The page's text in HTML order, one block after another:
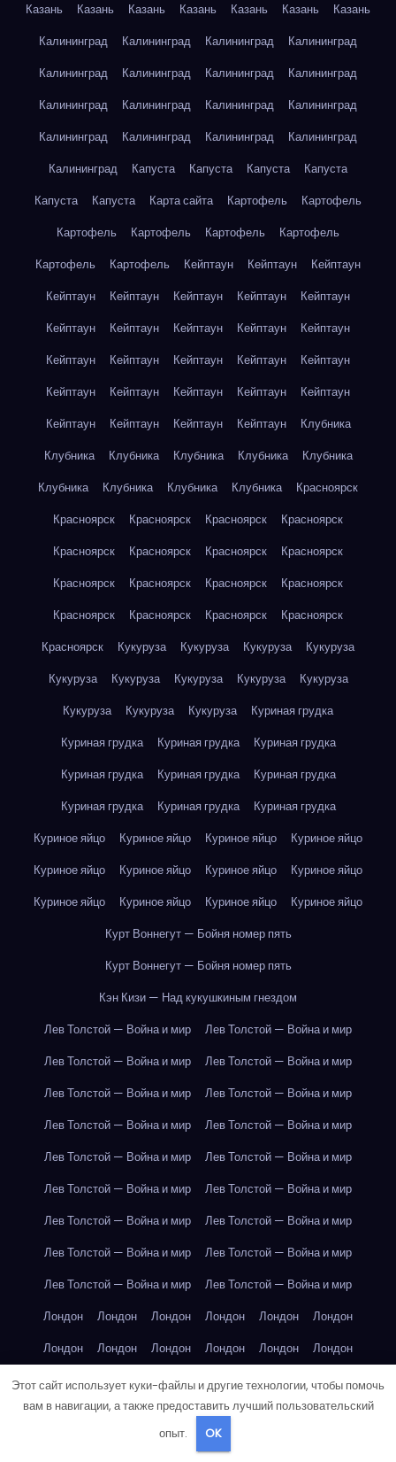
Казань
Казань Казань Казань Казань Казань
Казань
Калининград
Калининград Калининград
Калининград
Калининград
Калининград Калининград
Калининград
Калининград
Калининград Калининград
Калининград
Калининград
Калининград Калининград
Калининград
Калининград
Капуста Капуста Капуста
Капуста
Капуста
Капуста Карта сайта Картофель
Картофель
Картофель
Картофель Картофель
Картофель
Картофель
Картофель Кейптаун Кейптаун
Кейптаун
Кейптаун
Кейптаун Кейптаун Кейптаун
Кейптаун
Кейптаун
Кейптаун Кейптаун Кейптаун
Кейптаун
Кейптаун
Кейптаун Кейптаун Кейптаун
Кейптаун
Кейптаун
Кейптаун Кейптаун Кейптаун
Кейптаун
Кейптаун
Кейптаун Кейптаун Кейптаун
Клубника
Клубника
Клубника Клубника Клубника
Клубника
Клубника
Клубника Клубника Клубника
Красноярск
Красноярск
Красноярск Красноярск
Красноярск
Красноярск
Красноярск Красноярск
Красноярск
Красноярск
Красноярск Красноярск
Красноярск
Красноярск
Красноярск Красноярск
Красноярск
Красноярск
Кукуруза Кукуруза Кукуруза
Кукуруза
Кукуруза
Кукуруза Кукуруза Кукуруза
Кукуруза
Кукуруза
Кукуруза Кукуруза
Куриная грудка
Куриная грудка
Куриная грудка
Куриная грудка
Куриная грудка
Куриная грудка
Куриная грудка
Куриная грудка
Куриная грудка
Куриная грудка
Куриное яйцо
Куриное яйцо Куриное яйцо
Куриное яйцо
Куриное яйцо
Куриное яйцо Куриное яйцо
Куриное яйцо
Куриное яйцо
Куриное яйцо Куриное яйцо
Куриное яйцо
Курт Воннегут — Бойня номер пять
Курт Воннегут — Бойня номер пять
Кэн Кизи — Над кукушкиным гнездом
Лев Толстой — Война и мир
Лев Толстой — Война и мир
Лев Толстой — Война и мир
Лев Толстой — Война и мир
Лев Толстой — Война и мир
Лев Толстой — Война и мир
Лев Толстой — Война и мир
Лев Толстой — Война и мир
Лев Толстой — Война и мир
Лев Толстой — Война и мир
Лев Толстой — Война и мир
Лев Толстой — Война и мир
Лев Толстой — Война и мир
Лев Толстой — Война и мир
Лев Толстой — Война и мир
Лев Толстой — Война и мир
Лев Толстой — Война и мир
Лев Толстой — Война и мир
Лондон
Лондон Лондон Лондон Лондон
Лондон
Лондон
Лондон Лондон Лондон Лондон
Лондон
Лондон
Лондон Лондон Лондон Лондон
Лондон
Лондон
Лондон Лондон Лондон
Лос-Анджелес
Этот сайт использует куки-файлы и другие технологии, чтобы помочь
вам в навигации, а также предоставить лучший пользовательский
опыт.
OK